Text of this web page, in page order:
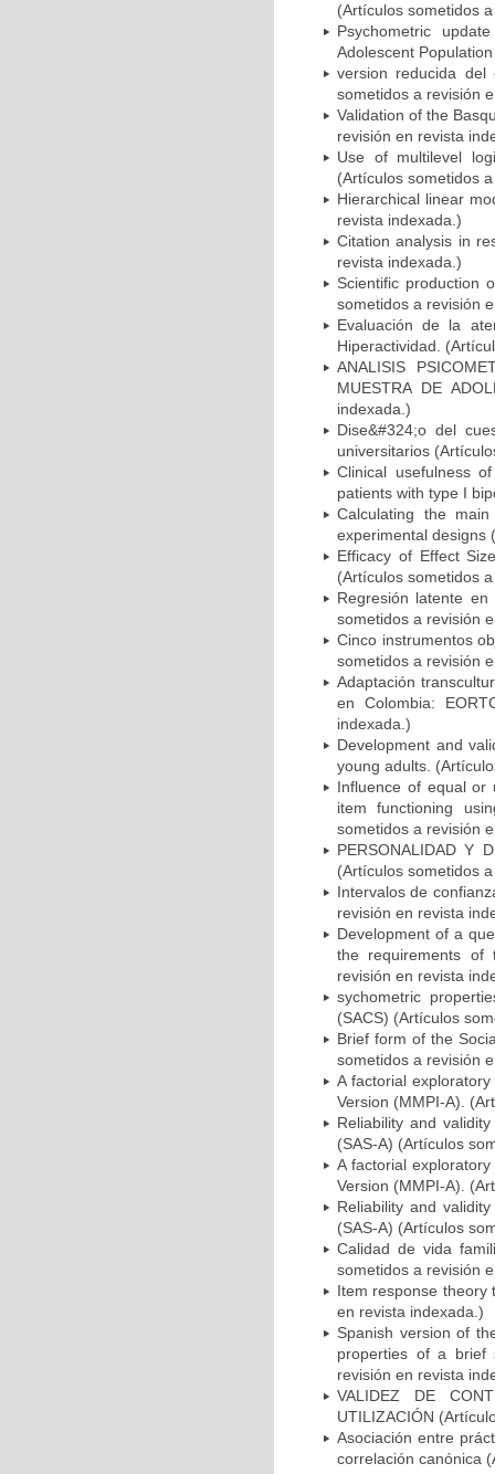
(Artículos sometidos
Psychometric
Adolescent
version reducida del
sometidos a revisión
Validation of the
revisión en revista
Use of multilevel
(Artículos sometidos
Hierarchical linear
revista indexada.)
Citation analysis in
revista indexada.)
Scientific production
sometidos a revisión
Evaluación de la
Hiperactividad.
ANALISIS
MUESTRA DE
indexada.)
Dise&#324;o del
universitarios
Clinical usefulness
patients with type I
Calculating the main
experimental designs
Efficacy of Effect
(Artículos sometidos
Regresión latente
sometidos a revisión
Cinco instrumentos
sometidos a revisión
Adaptación
en Colombia:
indexada.)
Development and
young adults.
Influence of equal or
item functioning
sometidos a revisión
PERSONALIDAD Y
(Artículos sometidos
Intervalos de
revisión en revista
Development of a
the requirements of
revisión en revista
sychometric
(SACS) (Artículos
Brief form of the
sometidos a revisión
A factorial
Version (MMPI-A).
Reliability and
(SAS-A) (Artículos
A factorial
Version (MMPI-A).
Reliability and
(SAS-A) (Artículos
Calidad de vida
sometidos a revisión
Item response theory
en revista indexada.)
Spanish version of
properties of a brief
revisión en revista
VALIDEZ DE
UTILIZACIÓN
Asociación entre
correlación canónica